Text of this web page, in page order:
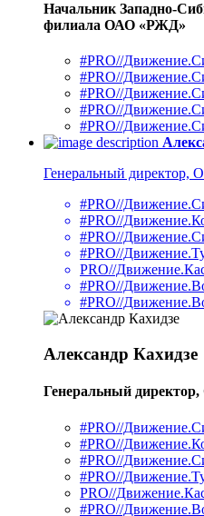
Начальник Западно-
филиала ОАО «РЖД»
#PRO//
#PRO//
#PRO//
#PRO//
#PRO//
Генеральный директор,
#PRO//
#PRO//
#PRO//
#PRO//
PRO//
#PRO//
#PRO//
Александр Кахидзе
Генеральный
#PRO//
#PRO//
#PRO//
#PRO//
PRO//
#PRO//